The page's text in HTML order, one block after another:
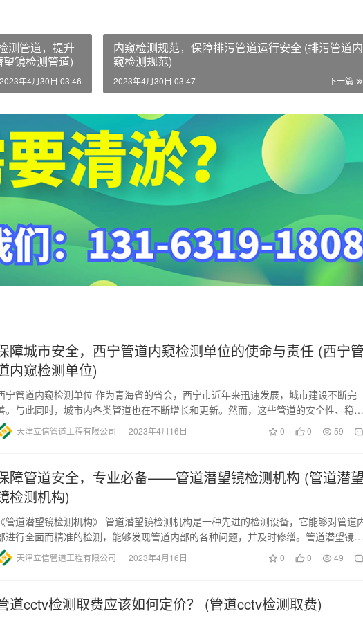
测管道，提升
镜检测管道)
2023年4月30日 03:46
内窥检测规范，保障排污管道运行安全 (排污管道内
窥检测规范)
下一篇
2023年4月30日 03:47
障城市安全，西宁管道内窥检测单位的使命与责任 (西宁管
内窥检测单位)
宁管道内窥检测单位 作为青海省的省会，西宁市近年来迅速发展，城市建设不断完
。与此同时，城市内各类管道也在不断增长和更新。然而，这些管道的安全性、稳定
却一直备受关注，一旦出现问…
天津立信管道工程有限公司 2023年4月16日 0 0 59
障管道安全，专业必备——管道潜望镜检测机构 (管道潜望
检测机构)
《管道潜望镜检测机构》 管道潜望镜检测机构是一种先进的检测设备，它能够对管道
进行全面而精准的检测，能够发现管道内部的各种问题，并及时修缮。管道潜望镜检
机构被广泛地应用于工业、…
天津立信管道工程有限公司 2023年4月16日 0 0 49
道cctv检测取费应该如何定价？ (管道cctv检测取费)